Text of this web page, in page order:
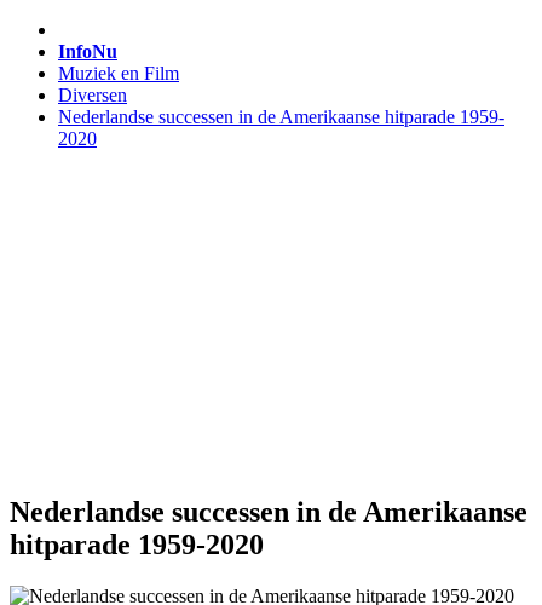
InfoNu
Muziek en Film
Diversen
Nederlandse successen in de Amerikaanse hitparade 1959-
2020
Nederlandse successen in de Amerikaanse
hitparade 1959-2020